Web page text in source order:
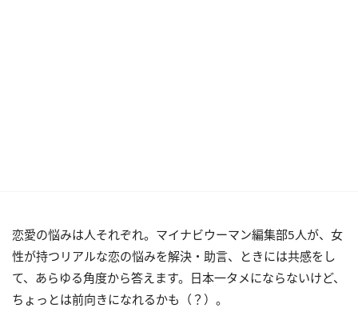
恋愛の悩みは人それぞれ。マイナビウーマン編集部5人が、女
性が持つリアルな恋の悩みを解決・助言、ときには共感をし
て、あらゆる角度から答えます。日本一タメにならないけど、
ちょっとは前向きになれるかも（？）。